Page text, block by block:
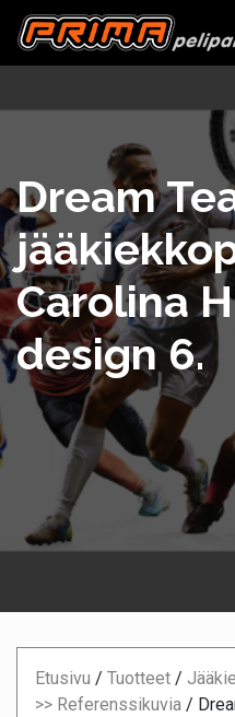
Dream
Carolina
design 6.
Etusivu / Tuotteet /
>> Referenssikuvia /